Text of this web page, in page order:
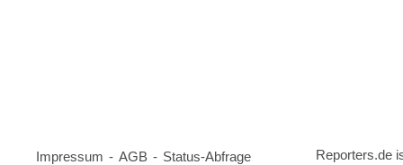
Impressum - AGB - Status-Abfrage Reporters.de